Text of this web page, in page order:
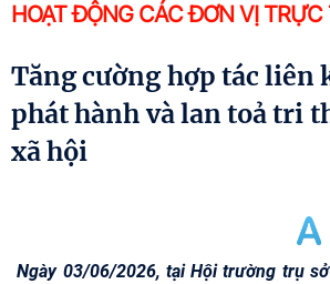
HOẠT ĐỘNG CÁC ĐƠN VỊ TRỰC
Tăng cường hợp tác liên kết xuất bản,
phát hành và lan toả tri
xã hội
Ngày 03/06/2026, tại Hội trường trụ